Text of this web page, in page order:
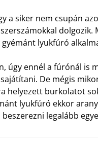
a siker nem csupán
dolgozik.
lyukfúró
úgy ennél a fúrónál is
De mégis
helyezett burkolatot
lyukfúró ekkor
legalább